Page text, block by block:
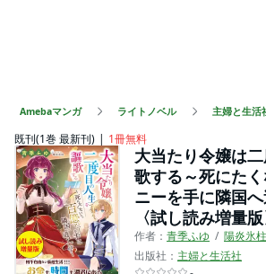
Amebaマンガ ライトノベル 主婦と生活
既刊(1巻 最新刊) 1冊無料
大当たり令嬢は
歌する～死にた
ニーを手に隣国
〈試し読み増量版
作者： 青季ふゆ
陽炎氷柱
出版社： 主婦と生活社